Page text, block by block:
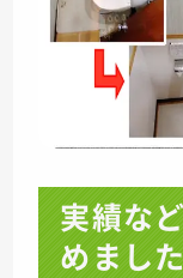
実績な
めました